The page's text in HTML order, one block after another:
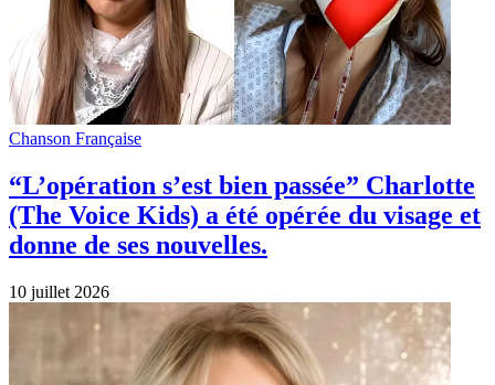
Chanson Française
“L’opération s’est bien passée” Charlotte
(The Voice Kids) a été opérée du visage et
donne de ses nouvelles.
10 juillet 2026